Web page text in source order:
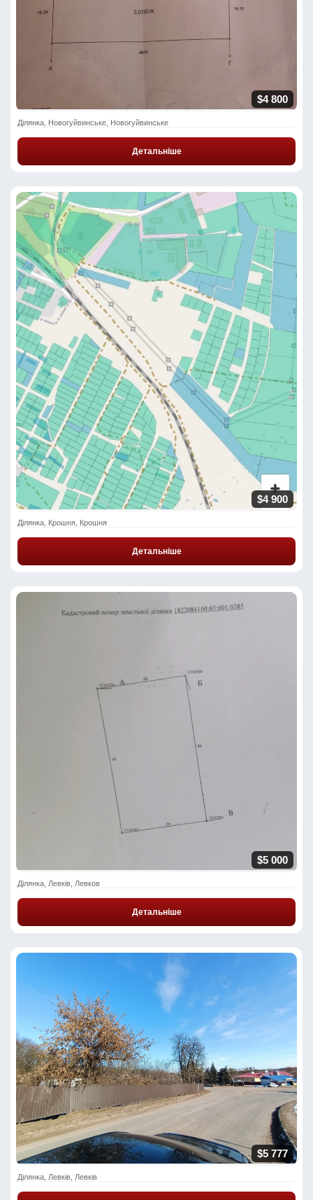
$4 800
Ділянка, Новогуйвинське, Новогуйвинське
Детальніше
$4 900
Ділянка, Крошня, Крошня
Детальніше
$5 000
Ділянка, Левків, Левков
Детальніше
$5 777
Ділянка, Левків, Левків